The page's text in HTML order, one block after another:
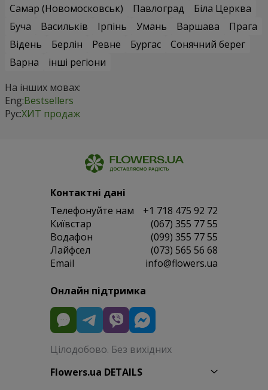
Самар (Новомосковськ)
Павлоград
Біла Церква
Буча
Васильків Ірпінь Умань Варшава
Прага
Відень
Берлін Ревне Бургас
Сонячний берег
Варна
інші регіони
На інших мовах:
Eng:Bestsellers
Рус:ХИТ продаж
Контактні дані
Телефонуйте нам
+1 718 475 92 72
Київстар
(067) 355 77 55
Водафон
(099) 355 77 55
Лайфсел
(073) 565 56 68
Email
info@flowers.ua
Онлайн підтримка
Цілодобово. Без вихідних
Flowers.ua DETAILS